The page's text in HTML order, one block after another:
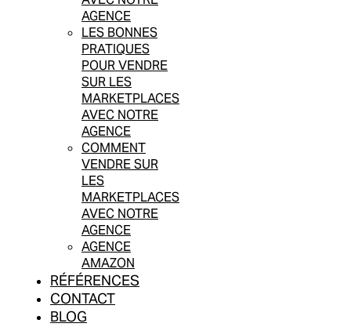
AGENCE
LES BONNES
PRATIQUES
POUR VENDRE
SUR LES
MARKETPLACES
AVEC NOTRE
AGENCE
COMMENT
VENDRE SUR
LES
MARKETPLACES
AVEC NOTRE
AGENCE
AGENCE
AMAZON
RÉFÉRENCES
CONTACT
BLOG